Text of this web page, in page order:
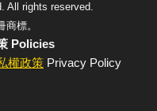
All rights reserved.
標。
Policies
權政策 Privacy Policy